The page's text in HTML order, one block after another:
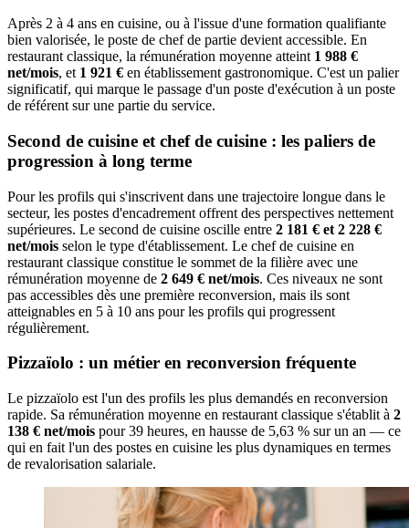
Après 2 à 4 ans en cuisine, ou à l'issue d'une formation qualifiante
bien valorisée, le poste de chef de partie devient accessible. En
restaurant classique, la rémunération moyenne atteint 1 988 €
net/mois, et 1 921 € en établissement gastronomique. C'est un palier
significatif, qui marque le passage d'un poste d'exécution à un poste
de référent sur une partie du service.
Second de cuisine et chef de cuisine : les paliers de
progression à long terme
Pour les profils qui s'inscrivent dans une trajectoire longue dans le
secteur, les postes d'encadrement offrent des perspectives nettement
supérieures. Le second de cuisine oscille entre 2 181 € et 2 228 €
net/mois selon le type d'établissement. Le chef de cuisine en
restaurant classique constitue le sommet de la filière avec une
rémunération moyenne de 2 649 € net/mois. Ces niveaux ne sont
pas accessibles dès une première reconversion, mais ils sont
atteignables en 5 à 10 ans pour les profils qui progressent
régulièrement.
Pizzaïolo : un métier en reconversion fréquente
Le pizzaïolo est l'un des profils les plus demandés en reconversion
rapide. Sa rémunération moyenne en restaurant classique s'établit à 2
138 € net/mois pour 39 heures, en hausse de 5,63 % sur un an — ce
qui en fait l'un des postes en cuisine les plus dynamiques en termes
de revalorisation salariale.